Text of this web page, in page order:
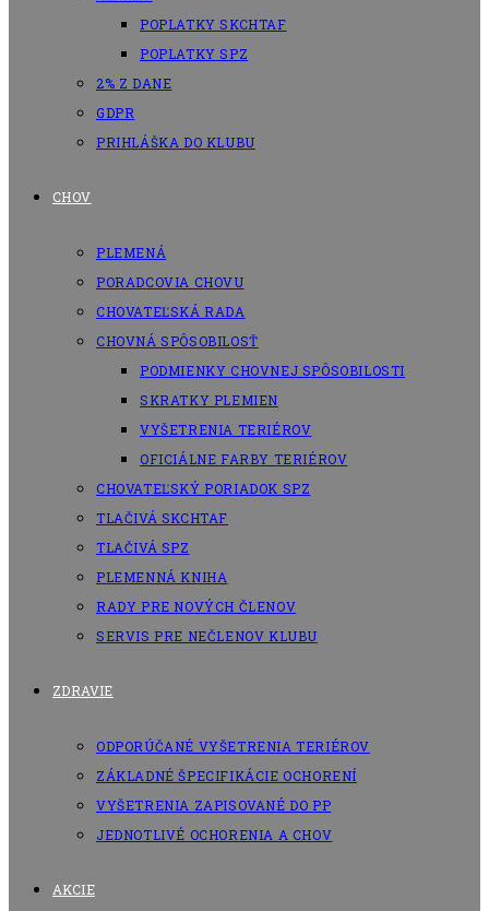
POPLATKY SKCHTAF
POPLATKY SPZ
2% Z DANE
GDPR
PRIHLÁŠKA DO KLUBU
CHOV
PLEMENÁ
PORADCOVIA CHOVU
CHOVATEĽSKÁ RADA
CHOVNÁ SPÔSOBILOSŤ
PODMIENKY CHOVNEJ SPÔSOBILOSTI
SKRATKY PLEMIEN
VYŠETRENIA TERIÉROV
OFICIÁLNE FARBY TERIÉROV
CHOVATEĽSKÝ PORIADOK SPZ
TLAČIVÁ SKCHTAF
TLAČIVÁ SPZ
PLEMENNÁ KNIHA
RADY PRE NOVÝCH ČLENOV
SERVIS PRE NEČLENOV KLUBU
ZDRAVIE
ODPORÚČANÉ VYŠETRENIA TERIÉROV
ZÁKLADNÉ ŠPECIFIKÁCIE OCHORENÍ
VYŠETRENIA ZAPISOVANÉ DO PP
JEDNOTLIVÉ OCHORENIA A CHOV
AKCIE